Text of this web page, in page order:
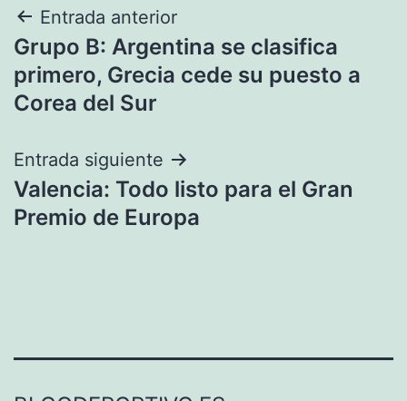
Navegación
de
entradas
Entrada anterior
Grupo B: Argentina se clasifica
primero, Grecia cede su puesto a
Corea del Sur
Entrada siguiente
Valencia: Todo listo para el Gran
Premio de Europa